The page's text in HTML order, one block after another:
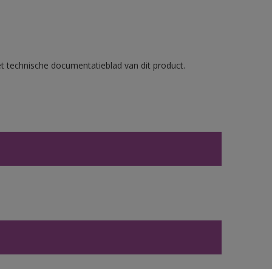
technische documentatieblad van dit product.